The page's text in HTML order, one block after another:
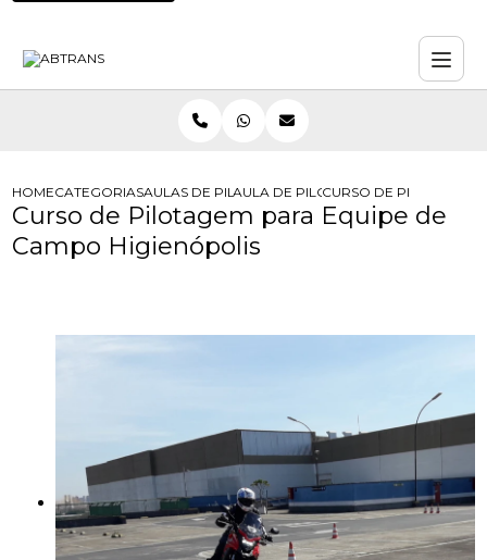
HOMECATEGORIASAULAS DE PILOTAGEM PARA EMPRESAS
AULA DE PILOTAGEM DEFENSIVA
CURSO DE PILOTAGEM
Curso de Pilotagem para Equipe de
Campo Higienópolis